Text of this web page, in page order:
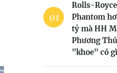
Rolls-Royce
Phantom
tỷ mà HH
Phương
"khoe" có